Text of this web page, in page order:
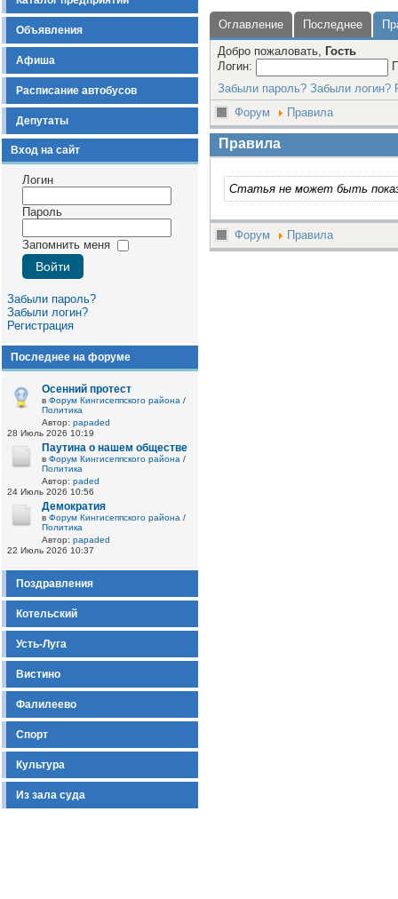
Объявления
Афиша
Расписание автобусов
Депутаты
Вход на сайт
Логин
Пароль
Запомнить меня
Забыли пароль?
Забыли логин?
Регистрация
Последнее на форуме
Осенний протест
в Форум Кингисеппского района /
Политика
Автор: papaded
28 Июль 2026 10:19
Паутина о нашем обществе
в Форум Кингисеппского района /
Политика
Автор: paded
24 Июль 2026 10:56
Демократия
в Форум Кингисеппского района /
Политика
Автор: papaded
22 Июль 2026 10:37
Поздравления
Котельский
Усть-Луга
Вистино
Фалилеево
Спорт
Культура
Из зала суда
Оглавление Последнее
Добро пожаловать, Гость
Логин:
Забыли пароль? Забыли логин?
Форум
Правила
Правила
Статья не может быть
Форум Правила